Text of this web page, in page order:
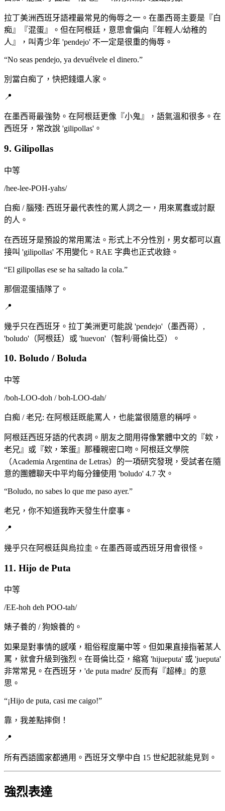
拉丁美洲西班牙語裡最常見的侮辱之一。在墨西哥主要是『白
痴』『混蛋』。但在阿根廷，意思會偏向『年輕人/幼稚的
人』，叫青少年 'pendejo' 不一定是很重的侮辱。
“No seas pendejo, ya devuélvele el dinero.”
別當白痴了，快把錢還人家。
📍
在墨西哥最強勢。在阿根廷更像『小鬼』，語氣溫和很多。在
西班牙，常改說 'gilipollas'。
9. Gilipollas
中等
/hee-lee-POH-yahs/
白痴 / 腦殘: 西班牙最代表性的罵人詞之一，用來罵蠢或討厭
的人。
在西班牙是預設的常用罵法。形式上不分性別，男女都可以直
接叫 'gilipollas' 不用變化。RAE 字典也正式收錄。
“El gilipollas ese se ha saltado la cola.”
那個混蛋插隊了。
📍
幾乎只在西班牙。拉丁美洲更可能說 'pendejo'（墨西哥）,
'boludo'（阿根廷）或 'huevon'（智利/哥倫比亞）。
10. Boludo / Boluda
中等
/boh-LOO-doh / boh-LOO-dah/
白痴 / 老兄: 在阿根廷既能罵人，也能當很隨意的稱呼。
阿根廷西班牙語的代表詞。朋友之間用得像繁體中文的『欸，
老兄』或『欸，笨蛋』那種親密口吻。阿根廷文學院
（Academia Argentina de Letras）的一項研究發現，受試者在隨
意的團體聊天中平均每分鐘使用 'boludo' 4.7 次。
“Boludo, no sabes lo que me paso ayer.”
老兄，你不知道我昨天發生什麼事。
📍
幾乎只在阿根廷與烏拉圭。在墨西哥或西班牙用會很怪。
11. Hijo de Puta
中等
/EE-hoh deh POO-tah/
婊子養的 / 狗娘養的。
如果是對事情的感嘆，粗俗程度屬中等。但如果直接指著某人
罵，就會升級到強烈。在哥倫比亞，縮寫 'hijueputa' 或 'jueputa'
非常常見。在西班牙，'de puta madre' 反而有『超棒』的意
思。
“¡Hijo de puta, casi me caigo!”
靠，我差點摔倒！
📍
所有西語國家都通用。西班牙文學中自 15 世紀起就能見到。
強烈表達